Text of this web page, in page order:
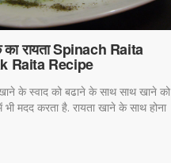
का रायता Spinach Raita
Raita Recipe
के स्वाद को बढाने के साथ साथ खाने को
भी मदद करता है. रायता खाने के साथ होना